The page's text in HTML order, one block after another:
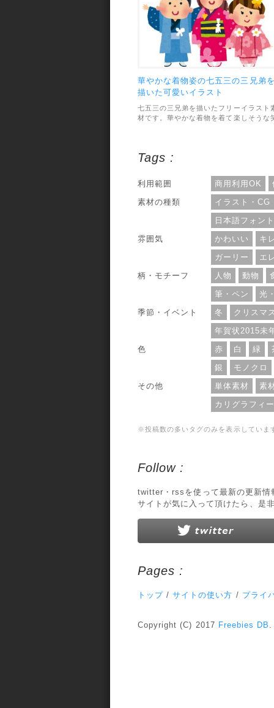
華やかな着物姿の七五三の三兄弟
描いた可愛いイラスト
七五三の三兄弟を描いたフリーイラスト
材です。華やかな着物を着て楽しそうな
利用範囲については、個人・商用利用問
ずOKとなっています。
Tags :
利用範囲 商用利用OK
素材の種類
イラスト・CG
日本語フォン
雰囲気
かわいい
キ
ガーリー
エ
柄・モチーフ
人物 動物
筆・ペン
光
季節・イベント
冬
クリスマ
年賀状2015未
色
赤 白 緑
銀
モノクロ
その他
単体素材
素
カリグラフィ
※投稿数の多いタグのみを表示していま
Follow :
twitter・rssを使って最新の更新情
サイトが気に入って頂けたら、是
Pages :
トップ /サイトの使い方 / プライ
Copyright (C) 2017 Freebies DB .